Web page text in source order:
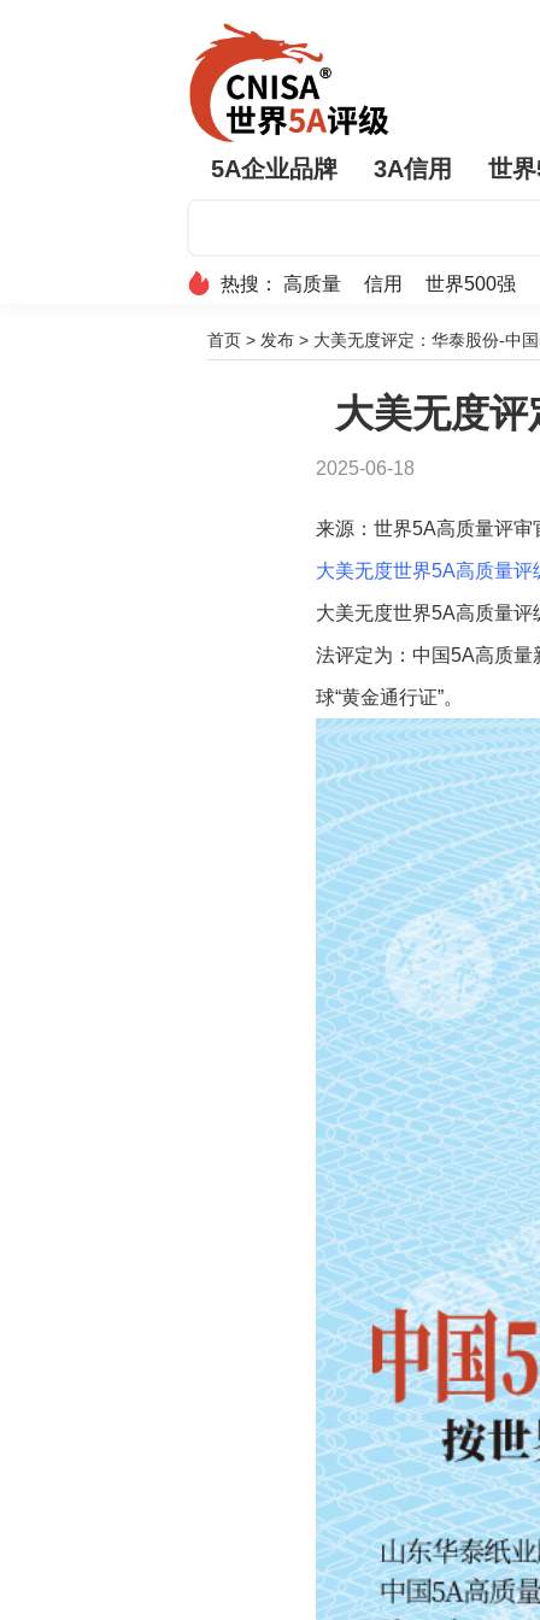
5A企业品牌 3A信用 世
热搜： 高质量 信用 世界500强
首页 > 发布 > 大美无度评定：华泰股份-中
大美无度
2025-06-18
来源：世界5A高质量评审
大美无度世界5A高质量
大美无度世界5A高质量
法评定为：中国5A高质
球“黄金通行证”。